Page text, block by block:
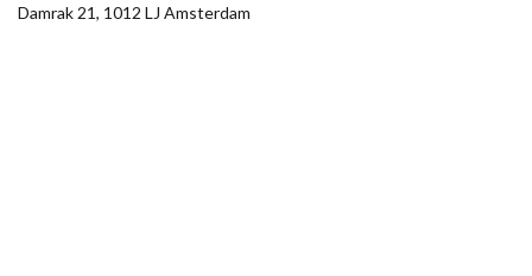
Damrak 21, 1012 LJ Amsterdam